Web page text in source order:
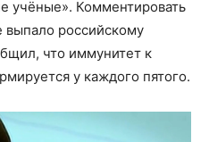
учёные». Комментировать
выпало российскому
что иммунитет к
у каждого пятого.